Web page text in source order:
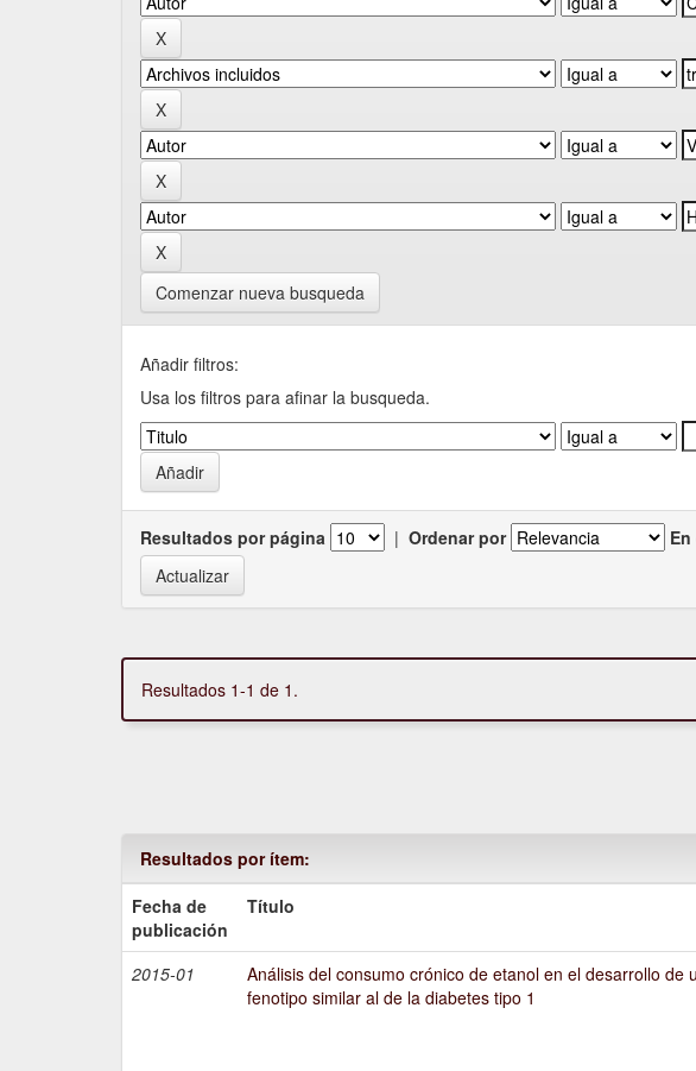
Comenzar nueva busqueda
Añadir filtros:
Usa los filtros para afinar la busqueda.
Resultados por página | Ordenar por
Resultados 1-1 de 1.
Resultados por ítem:
Fecha de
publicación
Título
2015-01
Análisis del consumo crónico de etanol en el desarrollo de
fenotipo similar al de la diabetes tipo 1